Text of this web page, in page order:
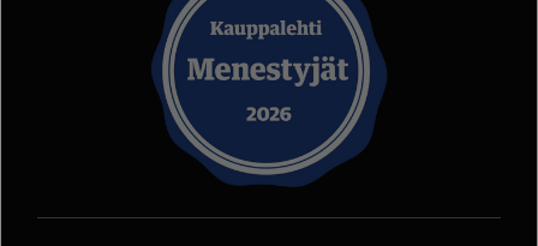
välilehteen
välilehteen
välilehteenvälilehteen
välilehteen